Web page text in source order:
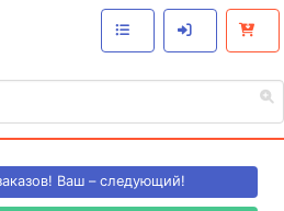
Ваш – следующий!